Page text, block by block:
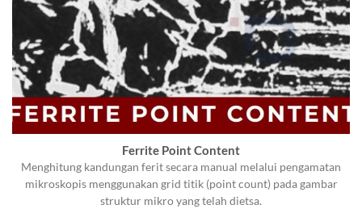
Ferrite Point Content
Menghitung kandungan ferit secara manual melalui pengamatan
mikroskopis menggunakan grid titik (point count) pada gambar
struktur mikro yang telah dietsa.